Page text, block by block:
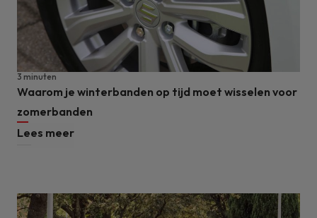
Waarom je winterbanden op tijd moet wisselen voor
zomerbanden
3 minuten
Lees meer